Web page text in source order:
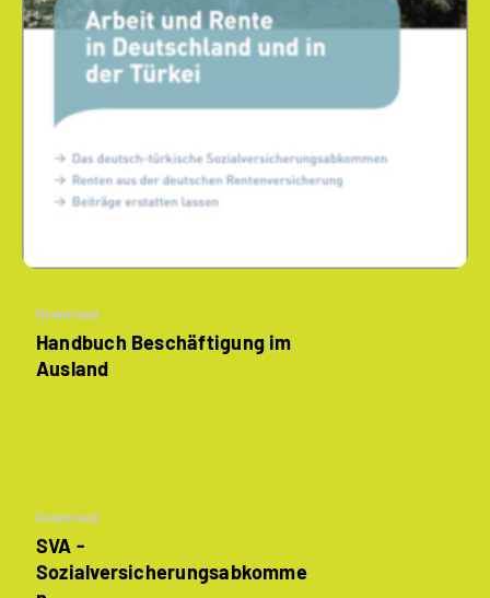
Download
Handbuch Beschäftigung im
Ausland
Download
SVA -
Sozialversicherungsabkomme